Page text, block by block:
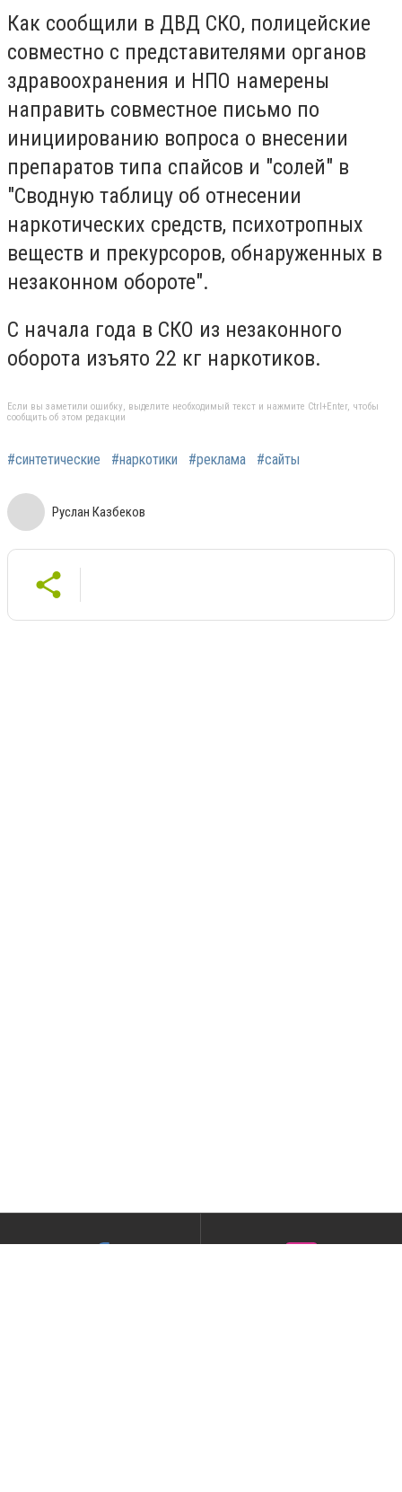
Как сообщили в ДВД СКО, полицейские
совместно с представителями органов
здравоохранения и НПО намерены
направить совместное письмо по
инициированию вопроса о внесении
препаратов типа спайсов и "солей" в
"Сводную таблицу об отнесении
наркотических средств, психотропных
веществ и прекурсоров, обнаруженных в
незаконном обороте".
С начала года в СКО из незаконного
оборота изъято 22 кг наркотиков.
Если вы заметили ошибку, выделите необходимый текст и нажмите Ctrl+Enter, чтобы
сообщить об этом редакции
#синтетические #наркотики #реклама #сайты
Руслан Казбеков